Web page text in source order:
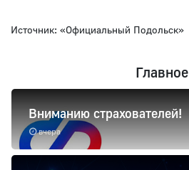
Источник: «Официальный Подольск»
Главное
вчера
Вниманию страхователей!